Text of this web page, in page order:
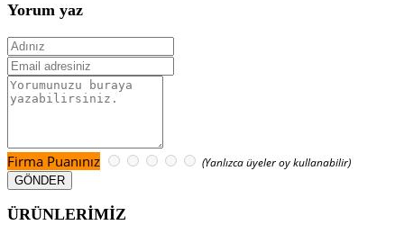
Yorum yaz
Firma Puanınız (Yanlızca üyeler oy kullanabilir)
ÜRÜNLERİMİZ